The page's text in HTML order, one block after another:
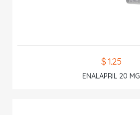
$ 1.25
ENALAPRIL 20 MG